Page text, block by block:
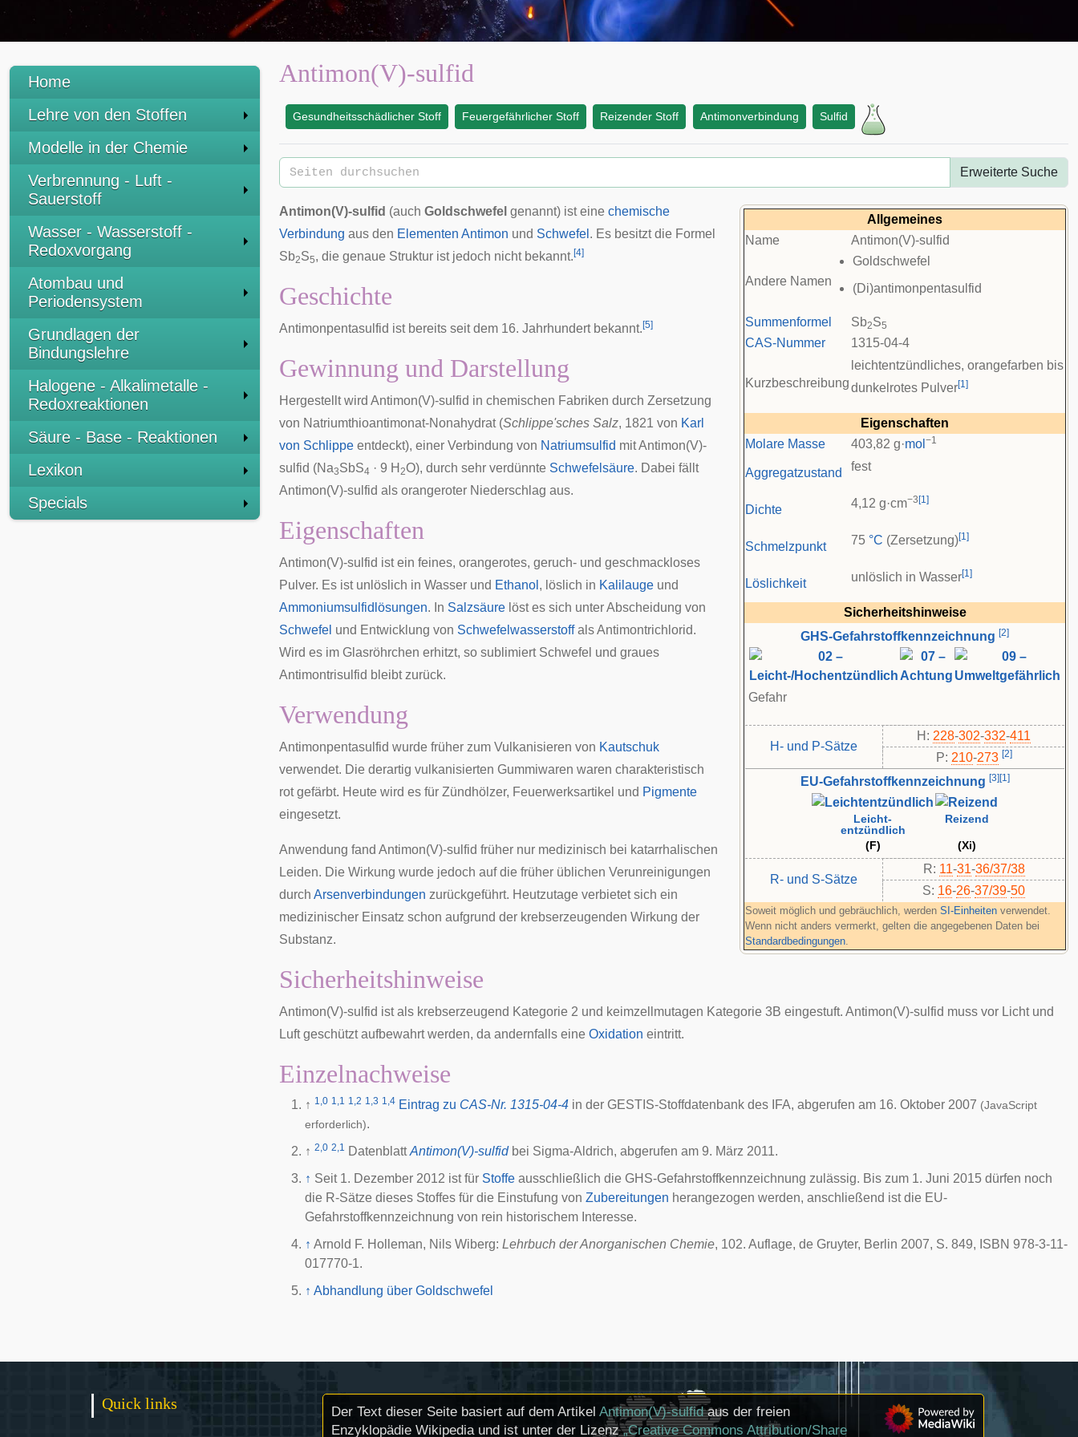
Home
Lehre von den Stoffen
Modelle in der Chemie
Verbrennung - Luft -
Sauerstoff
Wasser - Wasserstoff -
Redoxvorgang
Atombau und
Periodensystem
Grundlagen der
Bindungslehre
Halogene - Alkalimetalle -
Redoxreaktionen
Säure - Base - Reaktionen
Lexikon
Specials
Antimon(V)-sulfid
Gesundheitsschädlicher Stoff Feuergefährlicher Stoff Reizender Stoff Antimonverbindung Sulfid
Erweiterte Suche
Allgemeines
Name
Antimon(V)-sulfid
Andere Namen
Goldschwefel
(Di)antimonpentasulfid
Summenformel Sb2S5
CAS-Nummer 1315-04-4
Kurzbeschreibung
leichtentzündliches, orangefarben bis
dunkelrotes Pulver[1]
Eigenschaften
Molare Masse
403,82 g·mol −1
Aggregatzustand fest
Dichte 4,12 g·cm−3 [1]
Schmelzpunkt 75 °C (Zersetzung)[1]
Löslichkeit unlöslich in Wasser[1]
Sicherheitshinweise
GHS-Gefahrstoffkennzeichnung [2]
Gefahr
H- und P-Sätze
H: 228-302-332-411
P: 210-​273 [2]
EU-Gefahrstoffkennzeichnung [3] [1]
Leicht-
entzündlich
Reizend
(F) (Xi)
R- und S-Sätze
R: 11-31-36/37/38
S: 16-26-37/39-50
Soweit möglich und gebräuchlich, werden SI-Einheiten verwendet.
Wenn nicht anders vermerkt, gelten die angegebenen Daten bei
Standardbedingungen.
Antimon(V)-sulfid (auch Goldschwefel genannt) ist eine chemische
Verbindung aus den Elementen Antimon und Schwefel . Es besitzt die Formel
Sb2S5, die genaue Struktur ist jedoch nicht bekannt. [4]
Geschichte
Antimonpentasulfid ist bereits seit dem 16. Jahrhundert bekannt. [5]
Gewinnung und Darstellung
Hergestellt wird Antimon(V)-sulfid in chemischen Fabriken durch Zersetzung
von Natriumthioantimonat-Nonahydrat (Schlippe'sches Salz, 1821 von Karl
von Schlippe entdeckt), einer Verbindung von Natriumsulfid mit Antimon(V)-
sulfid (Na3SbS4 · 9 H 2O), durch sehr verdünnte Schwefelsäure. Dabei fällt
Antimon(V)-sulfid als orangeroter Niederschlag aus.
Eigenschaften
Antimon(V)-sulfid ist ein feines, orangerotes, geruch- und geschmackloses
Pulver. Es ist unlöslich in Wasser und Ethanol , löslich in Kalilauge und
Ammoniumsulfidlösungen. In Salzsäure löst es sich unter Abscheidung von
Schwefel und Entwicklung von SchwefelwasserstoffalsAntimontrichlorid.
Wird es im Glasröhrchen erhitzt, so sublimiert Schwefel und graues
Antimontrisulfid bleibt zurück.
Verwendung
Antimonpentasulfid wurde früher zum Vulkanisieren von Kautschuk
verwendet. Die derartig vulkanisierten Gummiwaren waren charakteristisch
rot gefärbt. Heute wird es für Zündhölzer, Feuerwerksartikel und Pigmente
eingesetzt.
Anwendung fand Antimon(V)-sulfid früher nur medizinisch bei katarrhalischen
Leiden. Die Wirkung wurde jedoch auf die früher üblichen Verunreinigungen
durch Arsenverbindungen zurückgeführt. Heutzutage verbietet sich ein
medizinischer Einsatz schon aufgrund der krebserzeugenden Wirkung der
Substanz.
Sicherheitshinweise
Antimon(V)-sulfid ist als krebserzeugend Kategorie 2 und keimzellmutagen Kategorie 3B eingestuft. Antimon(V)-sulfid muss vor Licht und
Luft geschützt aufbewahrt werden, da andernfalls eine Oxidation eintritt.
Einzelnachweise
↑ 1,0 1,1 1,2 1,3 1,4 Eintrag zu CAS-Nr. 1315-04-4 in der GESTIS-Stoffdatenbank des IFA, abgerufen am 16. Oktober 2007 (JavaScript
erforderlich).
↑ 2,0 2,1 DatenblattAntimon(V)-sulfidbei Sigma-Aldrich, abgerufen am 9. März 2011.
↑ Seit 1. Dezember 2012 ist für Stoffe ausschließlich die GHS-Gefahrstoffkennzeichnung zulässig. Bis zum 1. Juni 2015 dürfen noch
die R-Sätze dieses Stoffes für die Einstufung von Zubereitungen herangezogen werden, anschließend ist die EU-
Gefahrstoffkennzeichnung von rein historischem Interesse.
↑ Arnold F. Holleman, Nils Wiberg: Lehrbuch der Anorganischen Chemie, 102. Auflage, de Gruyter, Berlin 2007, S. 849, ISBN 978-3-11-
017770-1.
↑ Abhandlung über Goldschwefel
Quick links Der Text dieser Seite basiert auf dem Artikel Antimon(V)-sulfidaus der freien
Enzyklopädie Wikipedia und ist unter der Lizenz„Creative Commons Attribution/Share